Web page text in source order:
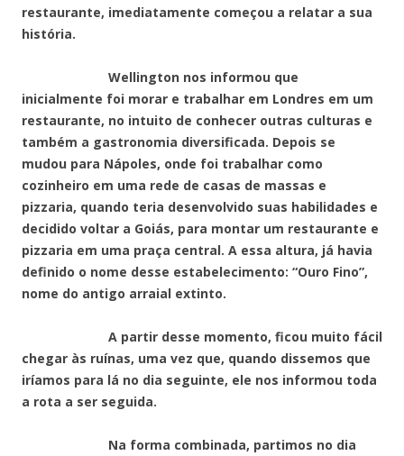
restaurante, imediatamente começou a relatar a sua
história.
Wellington nos informou que
inicialmente foi morar e trabalhar em Londres em um
restaurante, no intuito de conhecer outras culturas e
também a gastronomia diversificada. Depois se
mudou para Nápoles, onde foi trabalhar como
cozinheiro em uma rede de casas de massas e
pizzaria, quando teria desenvolvido suas habilidades e
decidido voltar a Goiás, para montar um restaurante e
pizzaria em uma praça central. A essa altura, já havia
definido o nome desse estabelecimento: “Ouro Fino”,
nome do antigo arraial extinto.
A partir desse momento, ficou muito fácil
chegar às ruínas, uma vez que, quando dissemos que
iríamos para lá no dia seguinte, ele nos informou toda
a rota a ser seguida.
Na forma combinada, partimos no dia